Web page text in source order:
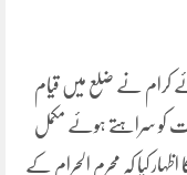
کرام نے ضلع میں قیام
کو سراہتے ہوئے مکمل
کیا کہ محرم الحرام کے